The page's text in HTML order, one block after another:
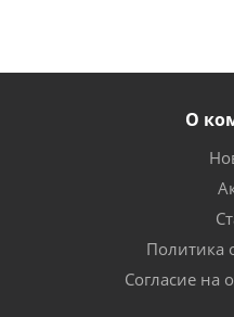
О
Политика
Согласие на